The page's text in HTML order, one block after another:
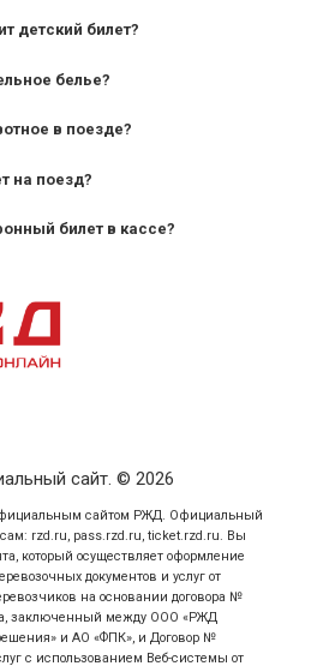
следования — от 10 лет и
— от 7 лет.
детский билет?
белье?
в поезде?
на поезд?
билет в кассе?
значный номер заказа;
личности пассажира, на
сайт. © 2026
сайтом РЖД. Официальный
rzd.ru, pass.rzd.ru, ticket.rzd.ru. Вы
который осуществляет оформление
документов и услуг от
на основании договора №
заключенный между ООО «РЖД
и АО «ФПК», и Договор №
с использованием Веб-системы от